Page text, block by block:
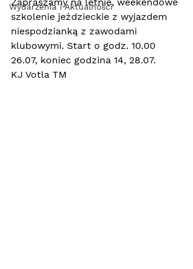
Wydarzenia i Aktualności
szkolenie jeździeckie z wyjazdem
niespodzianką z zawodami
klubowymi. Start o godz. 10.00
26.07, koniec godzina 14, 28.07.
KJ Votla TM